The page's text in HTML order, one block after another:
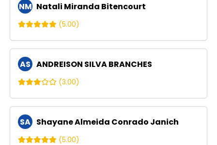
NM Natali Miranda Bitencourt
(5.00)
AS ANDREISON SILVA BRANCHES
(3.00)
SA Shayane Almeida Conrado Janich
(5.00)